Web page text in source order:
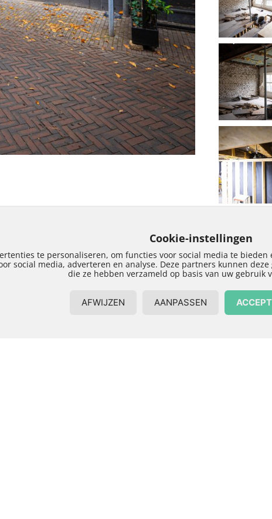
Cookie-instellingen
te personaliseren, om functies voor social media te
social media, adverteren en analyse. Deze partners kunnen
die ze hebben verzameld op basis van uw gebruik
AFWIJZEN AANPASSEN